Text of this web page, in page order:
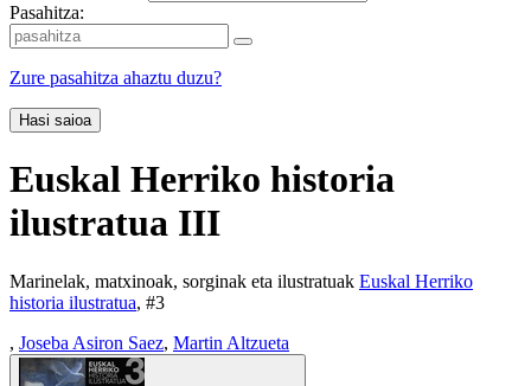
Pasahitza:
Zure pasahitza ahaztu duzu?
Hasi saioa
Euskal Herriko historia
ilustratua III
Marinelak, matxinoak, sorginak eta ilustratuak Euskal Herriko
historia ilustratua, #3
, Joseba Asiron Saez, Martin Altzueta